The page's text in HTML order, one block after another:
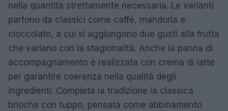
nella quantità strettamente necessaria. Le varianti
partono da classici come caffè, mandorla e
cioccolato, a cui si aggiungono due gusti alla frutta
che variano con la stagionalità. Anche la panna di
accompagnamento è realizzata con crema di latte
per garantire coerenza nella qualità degli
ingredienti. Completa la tradizione la classica
brioche con tuppo, pensata come abbinamento